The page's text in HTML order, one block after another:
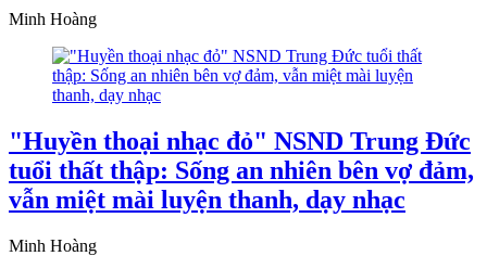
Minh Hoàng
"Huyền thoại nhạc đỏ" NSND Trung Đức
tuổi thất thập: Sống an nhiên bên vợ đảm,
vẫn miệt mài luyện thanh, dạy nhạc
Minh Hoàng